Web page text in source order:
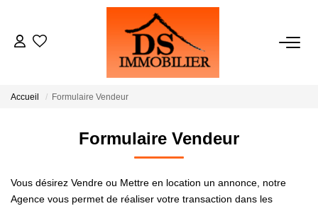
ACHATS
ESTIMATION
GESTION
Accueil Formulaire Vendeur
Formulaire Vendeur
Vous désirez Vendre ou Mettre en location un annonce, notre
Agence vous permet de réaliser votre transaction dans les